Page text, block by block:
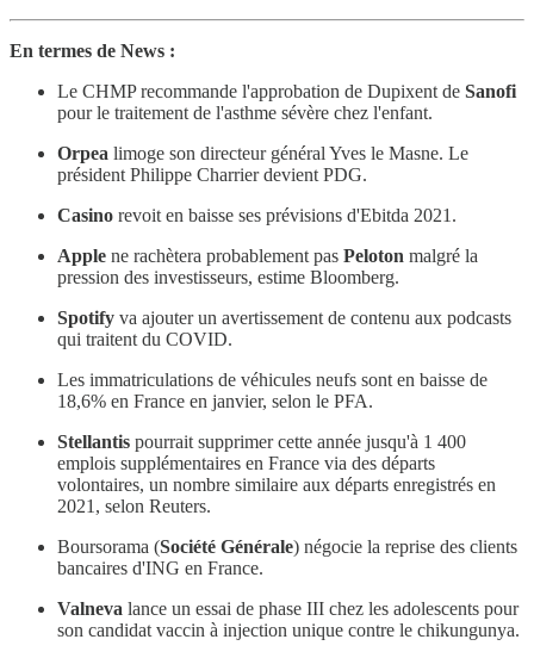
En termes de News :
Le CHMP recommande l'approbation de Dupixent de Sanofi
pour le traitement de l'asthme sévère chez l'enfant.
Orpea limoge son directeur général Yves le Masne. Le
président Philippe Charrier devient PDG.
Casino revoit en baisse ses prévisions d'Ebitda 2021.
Apple ne rachètera probablement pas Peloton malgré la
pression des investisseurs, estime Bloomberg.
Spotify va ajouter un avertissement de contenu aux podcasts
qui traitent du COVID.
Les immatriculations de véhicules neufs sont en baisse de
18,6% en France en janvier, selon le PFA.
Stellantis pourrait supprimer cette année jusqu'à 1 400
emplois supplémentaires en France via des départs
volontaires, un nombre similaire aux départs enregistrés en
2021, selon Reuters.
Boursorama (Société Générale) négocie la reprise des clients
bancaires d'ING en France.
Valneva lance un essai de phase III chez les adolescents pour
son candidat vaccin à injection unique contre le chikungunya.